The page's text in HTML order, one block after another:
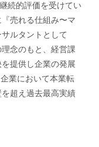
続的評価を受けてい
売れる仕組み〜マ
ルタントとして
理念のもと、経営課
提供し企業の発展
業において本業転
超え過去最高実績